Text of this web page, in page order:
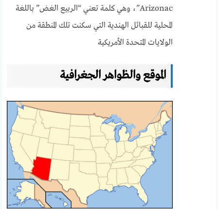
Arizonac”، وهي كلمة تعني “الربيع الغض” باللغة
المحلية للقبائل الهندية التي سكنت تلك المنطقة من
الولايات المتحدة الأمريكية
الموقع والظواهر الجغرافية